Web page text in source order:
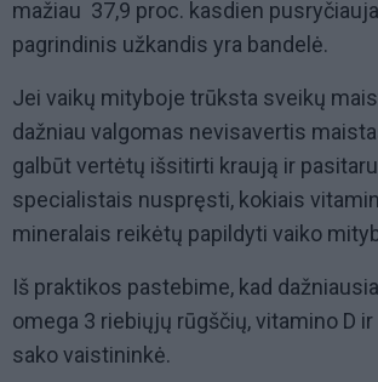
mažiau  37,9 proc. kasdien
pagrindinis užkandis yra bandelė.
Jei vaikų mityboje trūksta sveikų
dažniau valgomas nevisavertis
galbūt vertėtų išsitirti kraują ir
specialistais nuspręsti, kokiais
mineralais reikėtų papildyti vaiko
Iš praktikos pastebime, kad
omega 3 riebiųjų rūgščių, vitamino D ir
sako vaistininkė.